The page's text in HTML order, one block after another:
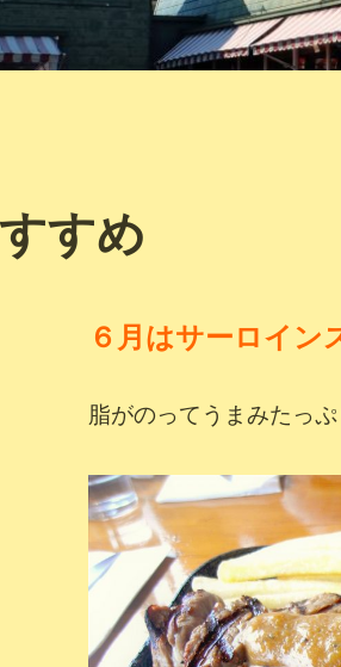
すめ
６ 月はサーロイン
脂がのってうまみたっ